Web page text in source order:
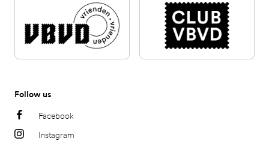
Follow us
Facebook
Instagram